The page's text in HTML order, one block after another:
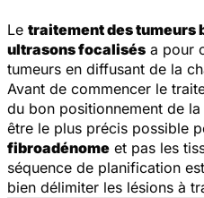
Le traitement des tumeurs
ultrasons focalisés a pour
tumeurs en diffusant de la
Avant de commencer le
du bon positionnement de
être le plus précis possible
fibroadénome et pas les
séquence de planification
bien délimiter les lésions à